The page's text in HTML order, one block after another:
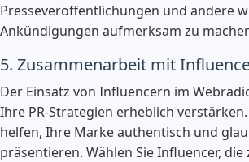
Presseveröffentlichungen und andere
Ankündigungen aufmerksam zu
5. Zusammenarbeit mit
Der Einsatz von Influencern im
Ihre PR-Strategien erheblich
helfen, Ihre Marke authentisch und
präsentieren. Wählen Sie Influencer,